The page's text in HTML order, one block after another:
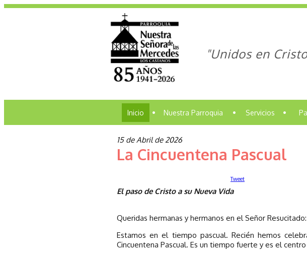
"Unidos en
Inicio • Nuestra Parroquia • Servicios •
15 de Abril de 2026
La Cincuentena Pascual
Tweet
El paso de Cristo a su Nueva Vida
Queridas hermanas y hermanos en el Señor Resucitado:
Estamos en el tiempo pascual. Recién hemos
Cincuentena Pascual. Es un tiempo fuerte y es el